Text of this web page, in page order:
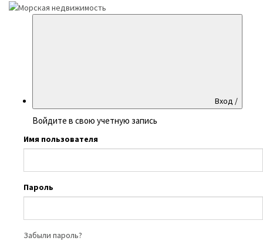
Вход /
Войдите в свою учетную запись
Имя пользователя
Пароль
Забыли пароль?